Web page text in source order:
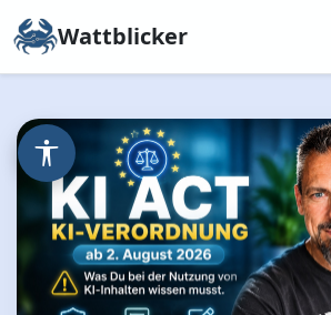
Wattblicker